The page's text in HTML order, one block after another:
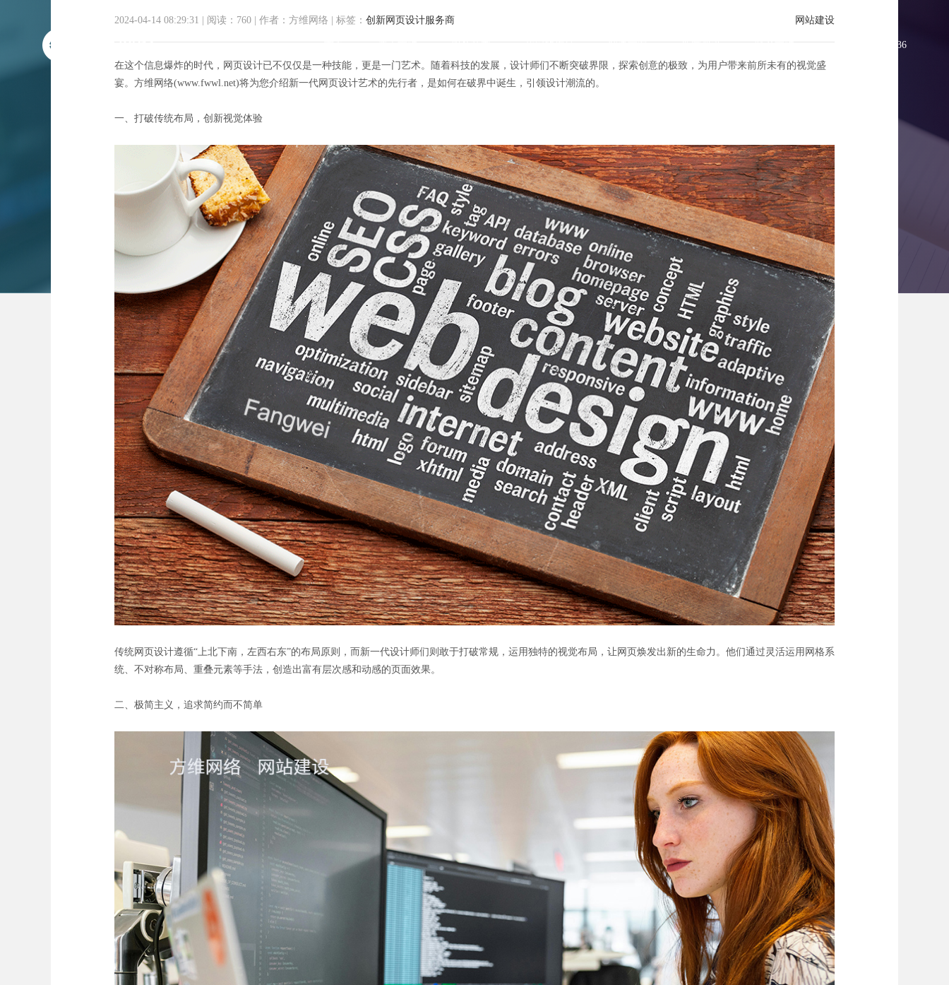
首页 关于方维 服务范围 我们的作品 解决方案 新闻资讯 联系方维 0755-83896336
破界而生：探索极致创意，新一代网页设计艺术先行者
网站建设
2024-04-14 08:29:31 阅读：760 作者：方维网络 标签： 创新网页设计服务商
在这个信息爆炸的时代，网页设计已不仅仅是一种技能，更是一门艺术。随着科技的发展，设计师们不断突破界限，探索创意的极致，为用户带来前所未有的视觉盛
宴。方维网络(www.fwwl.net)将为您介绍新一代网页设计艺术的先行者，是如何在破界中诞生，引领设计潮流的。
一、打破传统布局，创新视觉体验
传统网页设计遵循“上北下南，左西右东”的布局原则，而新一代设计师们则敢于打破常规，运用独特的视觉布局，让网页焕发出新的生命力。他们通过灵活运用网格系
统、不对称布局、重叠元素等手法，创造出富有层次感和动感的页面效果。
二、极简主义，追求简约而不简单